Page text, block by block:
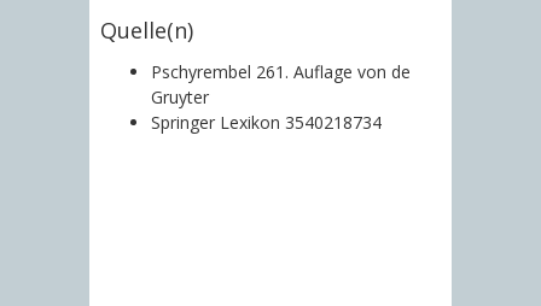
Quelle(n)
Pschyrembel 261. Auflage von de
Gruyter
Springer Lexikon 3540218734